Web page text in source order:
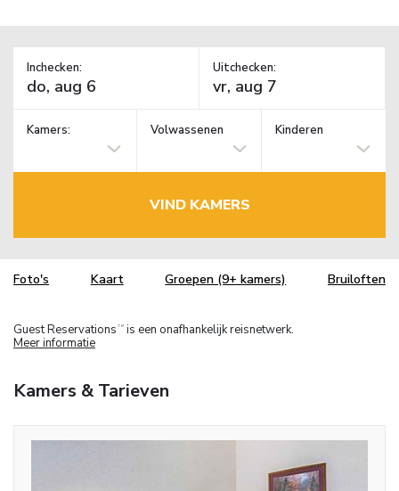
Inchecken: Uitchecken:
Kamers: Volwassenen Kinderen
VIND KAMERS
Foto's Kaart Groepen (9+ kamers) Bruiloften
Guest Reservations TM is een onafhankelijk reisnetwerk.
Meer informatie
Kamers & Tarieven